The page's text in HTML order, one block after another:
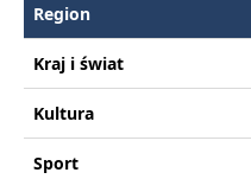
Region
Kraj i świat
Kultura
Sport